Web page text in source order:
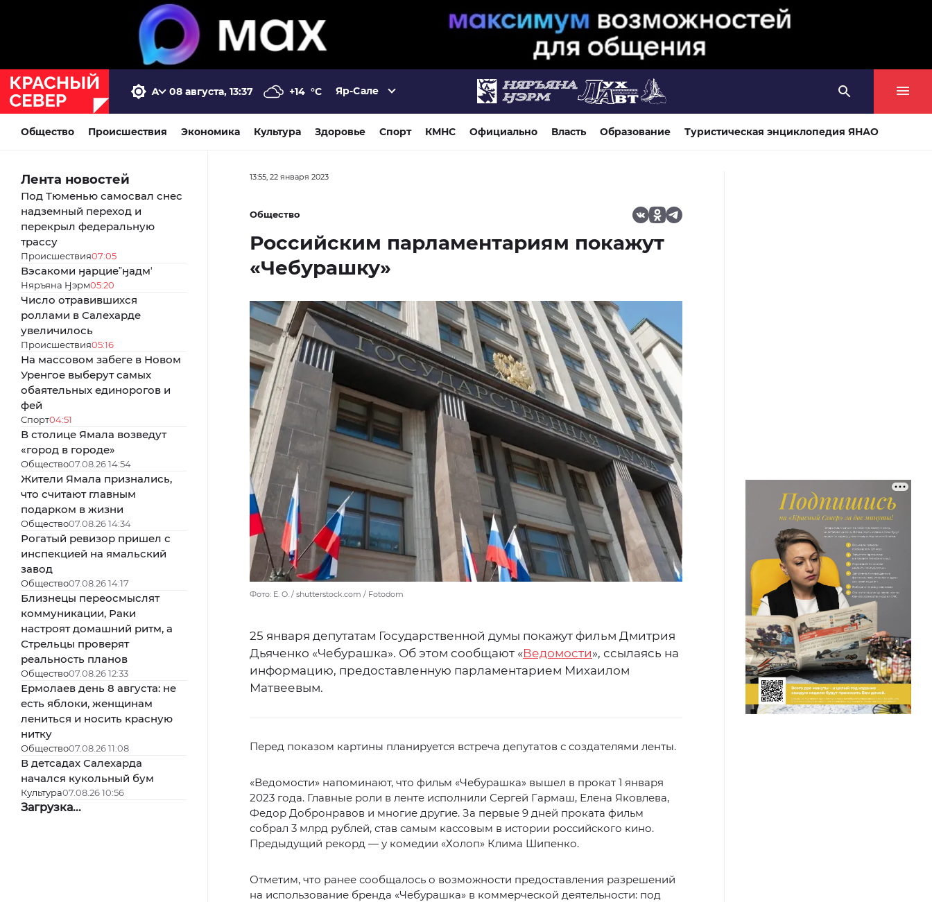
08 августа, 13:37 +14 °C Яр-Сале
Общество Происшествия Экономика Культура Здоровье Спорт КМНС Официально Власть Образование Туристическая энциклопедия ЯНАО
Лента новостей
Под Тюменью самосвал снес
надземный переход и
перекрыл федеральную
трассу
Происшествия07:05
Вэсакоми ӈарциеˮӈадмʼ
Няръяна Ӈэрм05:20
Число отравившихся
роллами в Салехарде
увеличилось
Происшествия05:16
На массовом забеге в Новом
Уренгое выберут самых
обаятельных единорогов и
фей
Спорт04:51
В столице Ямала возведут
«город в городе»
Общество07.08.26 14:54
Жители Ямала признались,
что считают главным
подарком в жизни
Общество07.08.26 14:34
Рогатый ревизор пришел с
инспекцией на ямальский
завод
Общество07.08.26 14:17
Близнецы переосмыслят
коммуникации, Раки
настроят домашний ритм, а
Стрельцы проверят
реальность планов
Общество07.08.26 12:33
Ермолаев день 8 августа: не
есть яблоки, женщинам
лениться и носить красную
нитку
Общество07.08.26 11:08
В детсадах Салехарда
начался кукольный бум
Культура07.08.26 10:56
Загрузка...
13:55, 22 января 2023
Общество
Российским парламентариям покажут
«Чебурашку»
Фото: E. O. / shutterstock.com / Fotodom
25 января депутатам Государственной думы покажут фильм Дмитрия
Дьяченко «Чебурашка». Об этом сообщают «Ведомости», ссылаясь на
информацию, предоставленную парламентарием Михаилом
Матвеевым.
Перед показом картины планируется встреча депутатов с создателями ленты.
«Ведомости» напоминают, что фильм «Чебурашка» вышел в прокат 1 января
2023 года. Главные роли в ленте исполнили Сергей Гармаш, Елена Яковлева,
Федор Добронравов и многие другие. За первые 9 дней проката фильм
собрал 3 млрд рублей, став самым кассовым в истории российского кино.
Предыдущий рекорд — у комедии «Холоп» Клима Шипенко.
Отметим, что ранее сообщалось о возможности предоставления разрешений
на использование бренда «Чебурашка» в коммерческой деятельности: под